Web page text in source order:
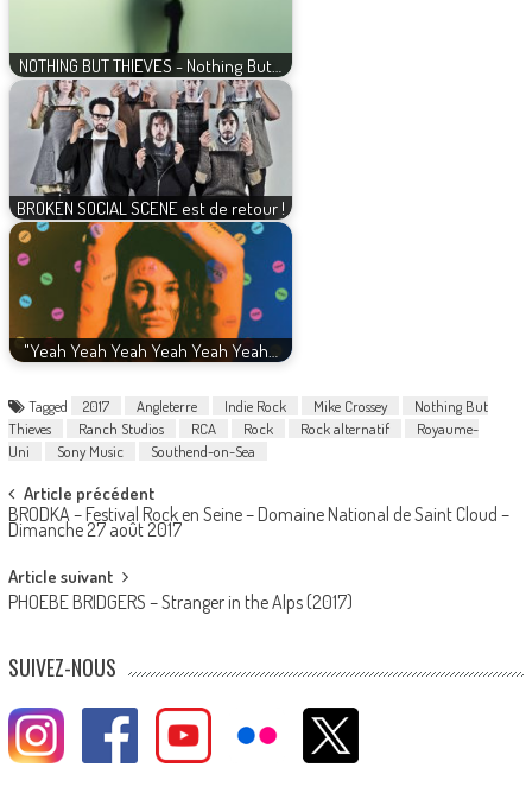
NOTHING BUT THIEVES - Nothing But…
BROKEN SOCIAL SCENE est de retour !
"Yeah Yeah Yeah Yeah Yeah Yeah…
Tagged 2017 Angleterre Indie Rock Mike Crossey
Nothing But
Thieves
Ranch Studios RCA Rock Rock alternatif
Royaume-
Uni
Sony Music Southend-on-Sea
Post
navigation
Article précédent
BRODKA – Festival Rock en Seine – Domaine National de Saint Cloud –
Dimanche 27 août 2017
Article suivant
PHOEBE BRIDGERS – Stranger in the Alps (2017)
SUIVEZ-NOUS